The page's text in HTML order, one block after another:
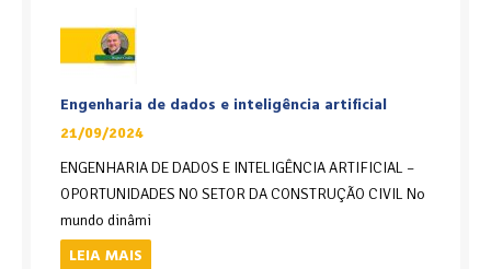
Engenharia de dados e inteligência artificial
21/09/2024
ENGENHARIA DE DADOS E INTELIGÊNCIA ARTIFICIAL –
OPORTUNIDADES NO SETOR DA CONSTRUÇÃO CIVIL No
mundo dinâmi
LEIA MAIS